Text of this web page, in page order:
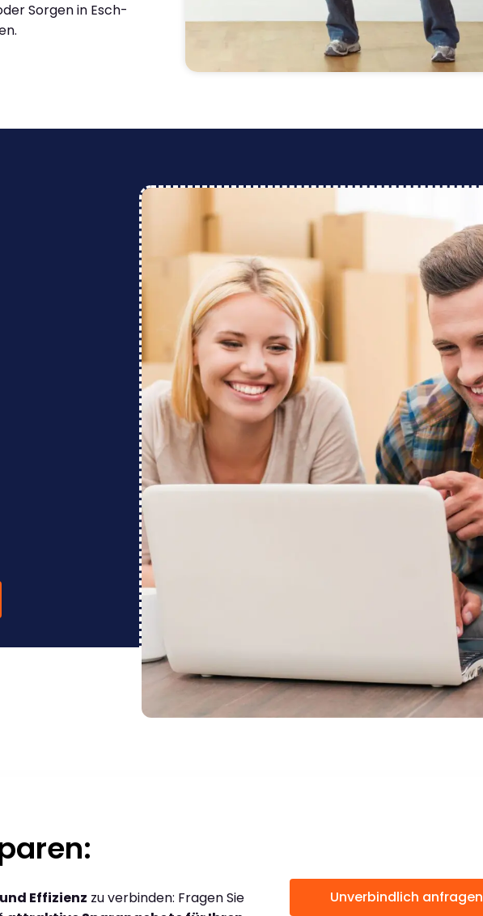
Sorgen in Esch-
Effizienz zu verbinden: Fragen Sie
Unverbindlich anfragen